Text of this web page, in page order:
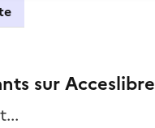
sur Acceslibre